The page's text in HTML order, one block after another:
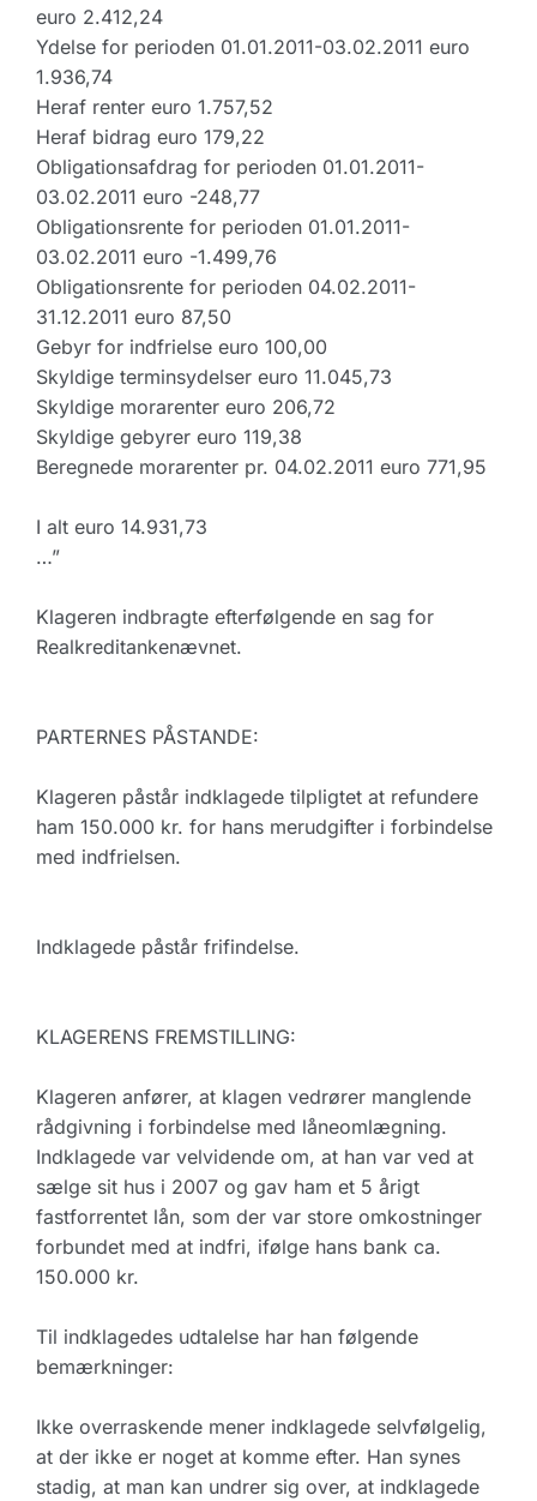
euro 2.412,24
Ydelse for perioden 01.01.2011-03.02.2011 euro
1.936,74
Heraf renter euro 1.757,52
Heraf bidrag euro 179,22
Obligationsafdrag for perioden 01.01.2011-
03.02.2011 euro -248,77
Obligationsrente for perioden 01.01.2011-
03.02.2011 euro -1.499,76
Obligationsrente for perioden 04.02.2011-
31.12.2011 euro 87,50
Gebyr for indfrielse euro 100,00
Skyldige terminsydelser euro 11.045,73
Skyldige morarenter euro 206,72
Skyldige gebyrer euro 119,38
Beregnede morarenter pr. 04.02.2011 euro 771,95
I alt euro 14.931,73
…”
Klageren indbragte efterfølgende en sag for
Realkreditankenævnet.
PARTERNES PÅSTANDE:
Klageren påstår indklagede tilpligtet at refundere
ham 150.000 kr. for hans merudgifter i forbindelse
med indfrielsen.
Indklagede påstår frifindelse.
KLAGERENS FREMSTILLING:
Klageren anfører, at klagen vedrører manglende
rådgivning i forbindelse med låneomlægning.
Indklagede var velvidende om, at han var ved at
sælge sit hus i 2007 og gav ham et 5 årigt
fastforrentet lån, som der var store omkostninger
forbundet med at indfri, ifølge hans bank ca.
150.000 kr.
Til indklagedes udtalelse har han følgende
bemærkninger:
Ikke overraskende mener indklagede selvfølgelig,
at der ikke er noget at komme efter. Han synes
stadig, at man kan undrer sig over, at indklagede